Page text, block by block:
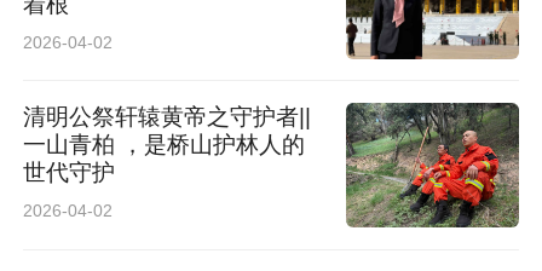
2026-04-02
清明公祭轩辕黄帝之守护者||
一山青柏 ，是桥山护林人的
世代守护
2026-04-02